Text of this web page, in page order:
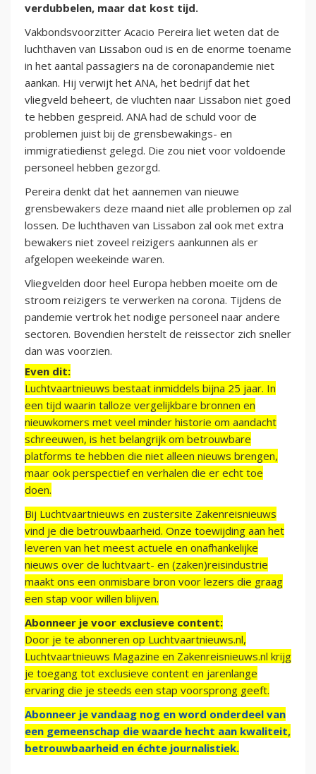
verdubbelen, maar dat kost tijd.
Vakbondsvoorzitter Acacio Pereira liet weten dat de
luchthaven van Lissabon oud is en de enorme toename
in het aantal passagiers na de coronapandemie niet
aankan. Hij verwijt het ANA, het bedrijf dat het
vliegveld beheert, de vluchten naar Lissabon niet goed
te hebben gespreid. ANA had de schuld voor de
problemen juist bij de grensbewakings- en
immigratiedienst gelegd. Die zou niet voor voldoende
personeel hebben gezorgd.
Pereira denkt dat het aannemen van nieuwe
grensbewakers deze maand niet alle problemen op zal
lossen. De luchthaven van Lissabon zal ook met extra
bewakers niet zoveel reizigers aankunnen als er
afgelopen weekeinde waren.
Vliegvelden door heel Europa hebben moeite om de
stroom reizigers te verwerken na corona. Tijdens de
pandemie vertrok het nodige personeel naar andere
sectoren. Bovendien herstelt de reissector zich sneller
dan was voorzien.
Even dit:
Luchtvaartnieuws bestaat inmiddels bijna 25 jaar. In
een tijd waarin talloze vergelijkbare bronnen en
nieuwkomers met veel minder historie om aandacht
schreeuwen, is het belangrijk om betrouwbare
platforms te hebben die niet alleen nieuws brengen,
maar ook perspectief en verhalen die er echt toe
doen.
Bij Luchtvaartnieuws en zustersite Zakenreisnieuws
vind je die betrouwbaarheid. Onze toewijding aan het
leveren van het meest actuele en onafhankelijke
nieuws over de luchtvaart- en (zaken)reisindustrie
maakt ons een onmisbare bron voor lezers die graag
een stap voor willen blijven.
Abonneer je voor exclusieve content:
Door je te abonneren op Luchtvaartnieuws.nl,
Luchtvaartnieuws Magazine en Zakenreisnieuws.nl krijg
je toegang tot exclusieve content en jarenlange
ervaring die je steeds een stap voorsprong geeft.
Abonneer je vandaag nog en word onderdeel van
een gemeenschap die waarde hecht aan kwaliteit,
betrouwbaarheid en échte journalistiek.